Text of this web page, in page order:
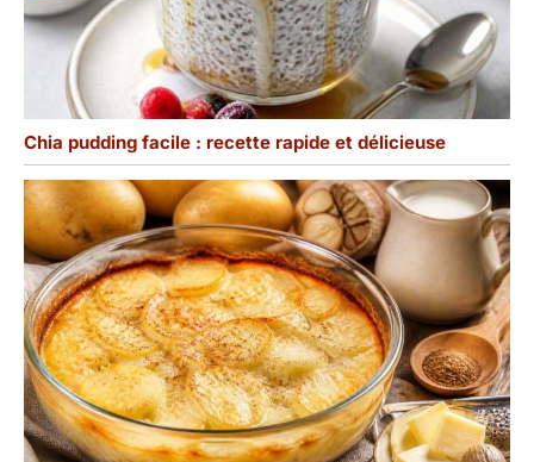
Chia pudding facile : recette rapide et délicieuse